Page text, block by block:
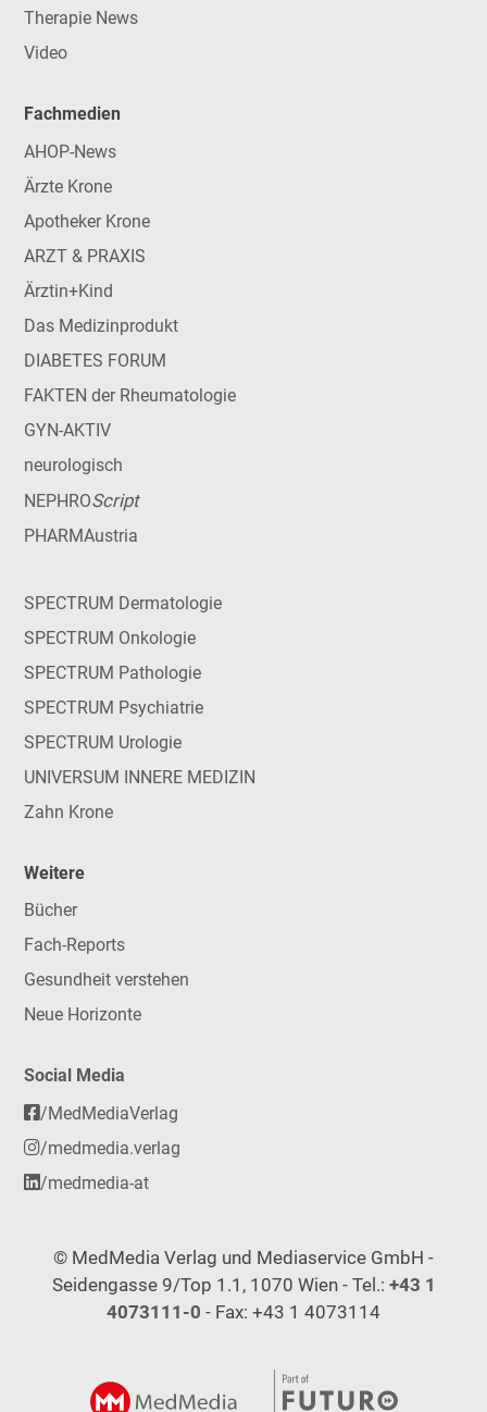
Therapie News
Video
Fachmedien
AHOP-News
Ärzte Krone
Apotheker Krone
ARZT & PRAXIS
Ärztin+Kind
Das Medizinprodukt
DIABETES FORUM
FAKTEN der Rheumatologie
GYN-AKTIV
neurologisch
NEPHROScript
PHARMAustria
SPECTRUM Dermatologie
SPECTRUM Onkologie
SPECTRUM Pathologie
SPECTRUM Psychiatrie
SPECTRUM Urologie
UNIVERSUM INNERE MEDIZIN
Zahn Krone
Weitere
Bücher
Fach-Reports
Gesundheit verstehen
Neue Horizonte
Social Media
/MedMediaVerlag
/medmedia.verlag
/medmedia-at
© MedMedia Verlag und Mediaservice GmbH -
Seidengasse 9/Top 1.1, 1070 Wien - Tel.: +43 1
4073111-0 - Fax: +43 1 4073114